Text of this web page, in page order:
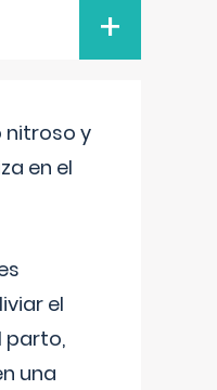
+
nitroso y
en el
el
parto,
una